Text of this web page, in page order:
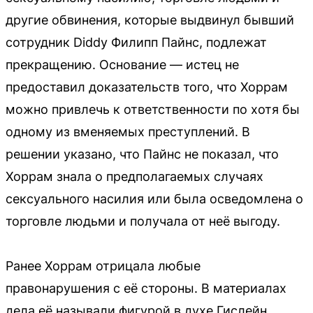
другие обвинения, которые выдвинул бывший
сотрудник Diddy Филипп Пайнс, подлежат
прекращению. Основание — истец не
предоставил доказательств того, что Хоррам
можно привлечь к ответственности по хотя бы
одному из вменяемых преступлений. В
решении указано, что Пайнс не показал, что
Хоррам знала о предполагаемых случаях
сексуального насилия или была осведомлена о
торговле людьми и получала от неё выгоду.
Ранее Хоррам отрицала любые
правонарушения с её стороны. В материалах